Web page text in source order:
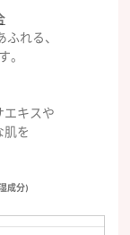
れる、
。
エキスや
肌を
成分)